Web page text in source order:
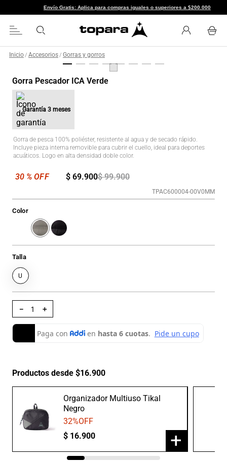
Envío Gratis: Aplica para compras iguales o superiores a
Inicio / Accesorios / Gorras y gorros
Gorra Pescador ICA Verde
Garantía 3 meses
Gorra de pesca 100% poliéster, resistente al agua y de secado rápido.
Incluye pieza interna removible para cubrir el cuello, ideal para deportes
acuáticos. Logo en alta densidad doble color.
$ 99.900
$ 69.900
TPAC600004-00V0MM
Talla
U
Color
＋
－
Productos desde $16.900
Organizador Multiuso Tikal
Negro
32%OFF
$ 16.900 +